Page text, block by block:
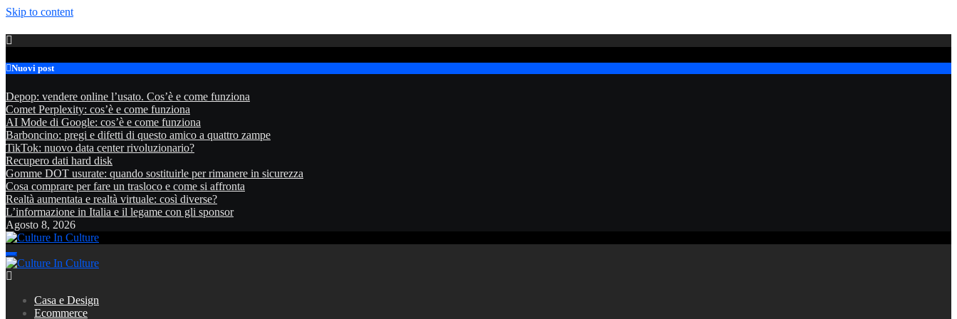
Skip to content
Nuovi post
Depop: vendere online l’usato. Cos’è e come funziona
Comet Perplexity: cos’è e come funziona
AI Mode di Google: cos’è e come funziona
Barboncino: pregi e difetti di questo amico a quattro zampe
TikTok: nuovo data center rivoluzionario?
Recupero dati hard disk
Gomme DOT usurate: quando sostituirle per rimanere in sicurezza
Cosa comprare per fare un trasloco e come si affronta
Realtà aumentata e realtà virtuale: così diverse?
L’informazione in Italia e il legame con gli sponsor
Agosto 8, 2026
Culture In Culture
Culture In Culture
Casa e Design
Ecommerce